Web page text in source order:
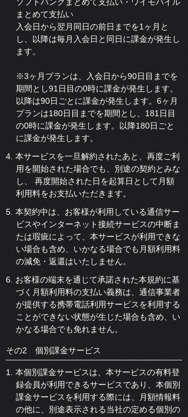
まとめて支払い
入会日から翌月同日の前日までを1ヶ月と
し、以降は毎月入会日と同日に課金が発生し
ます。
※3ヶ月プランは、入会日から90日目までを
期間とし91日目の0時に課金が発生します。
以降は90日ごとに課金が発生します。6ヶ月
プランは180日目までを期間とし、181日目
の0時に課金が発生します。以降180日ごと
に課金が発生します。
4. 本サービスを一旦解約されたあと、再度ご利
用を開始された場合でも、別途の契約とみな
し、 再度開始された日を起算日として月額
利用料をお支払いただきます。
5. 本契約中は、お客様が利用している通信サー
ビスやインターネット接続サービスの中断ま
たは瑕疵によって、本サービスが利用できな
い場合も含め、いかなる場合でも月額利用料
の減免・返還はいたしません。
6. お客様の端末を通じて承諾された本規約に基
づく月額利用料の支払い義務は、通信事業者
が提供する携帯電話利用サービスを利用する
ことができない状態が生じた場合も含め、い
かなる場合でも免れません。
その2 個別課金サービス
1. 本個別課金サービスは、本サービスの有料登
録会員が利用できるサービスであり、本個別
課金サービスを利用する際には、月額情報料
の他に、別途表示される当社の定める個別の